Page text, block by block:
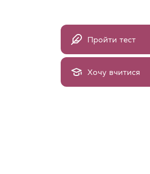
Пройти тест
Хочу вчитися